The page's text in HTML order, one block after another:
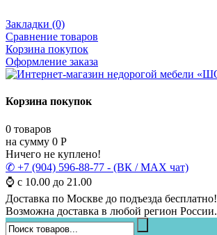
Закладки (0)
Сравнение товаров
Корзина покупок
Оформление заказа
Корзина покупок
0 товаров
на сумму 0 Р
Ничего не куплено!
✆ +7 (904) 596-88-77 - (ВК / MAX чат)
⌚ с 10.00 до 21.00
Доставка по Москве до подъезда бесплатно!
Возможна доставка в любой регион России.